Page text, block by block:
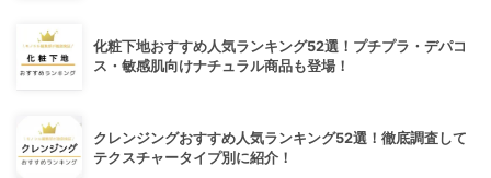
化粧下地おすすめ人気ランキング52選！プチプラ・デパコ
ス・敏感肌向けナチュラル商品も登場！
クレンジングおすすめ人気ランキング52選！徹底調査して
テクスチャータイプ別に紹介！